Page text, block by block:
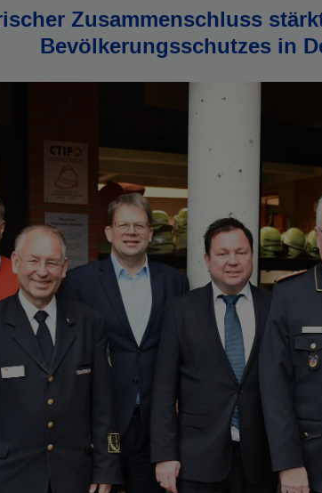
Zusammenschluss
Bevölkerungsschutzes in